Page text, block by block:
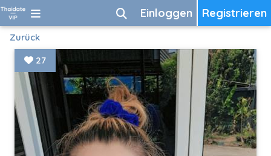
Registrieren
Einloggen
Zurück
27